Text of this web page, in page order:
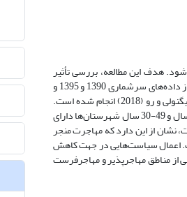
هدف این مطالعه، بررسی تأثیر
مهاجرت داخلی بر تغییرات نسبت‌جنسی شهرستان‌های ایران و تبیین این اثر با استفاده از رگرسیون وزن‌دار جغرافیایی بوده است. بدین منظور، از داده‌های سرشماری 1390 و 1395 و
سالنامه آماری 1395 استفاده شده است. محاسبه تأثیر مهاجرت بر تغییرات نسبت‌جنسی شهرستان‌ها با روش اثر ترکیبی مهاجرت رودریگرز ویگنولی و رو (2018) انجام شده است.
یافته‌ها نشان داد که بیشترین تغییر نسبت‌جنسی شهرستان‌ها در سنین 29-15 سال است و تأثیر مهاجرت بر تغییرات نسبت جنسی کل، 29-15 سال و 49-30 سال شهرستان‌ها دارای
نشان از این دارد که مهاجرت منجر
اعمال سیاست‌هایی در جهت کاهش
مناطق مهاجرپذیر و مهاجرفرست